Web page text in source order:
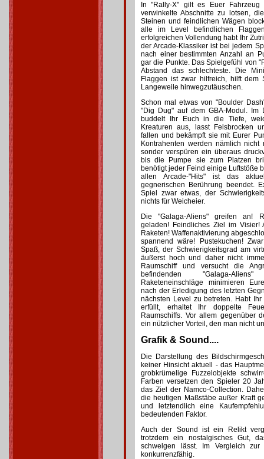
In "Rally-X" gilt es Euer Fahrzeug
verwinkelte Abschnitte zu lotsen,
Steinen und feindlichen Wägen
alle im Level befindlichen
erfolgreichen Vollendung habt Ihr
der Arcade-Klassiker ist bei jedem
nach einer bestimmten Anzahl an
gar die Punkte. Das Spielgefühl von
Abstand das schlechteste. Die
Flaggen ist zwar hilfreich, hilft
Langeweile hinwegzutäuschen.
Schon mal etwas von "Boulder
"Dig Dug" auf dem GBA-Modul. Im
buddelt Ihr Euch in die Tiefe,
Kreaturen aus, lasst Felsbrocken
fallen und bekämpft sie mit Eurer
Kontrahenten werden nämlich
sonder verspüren ein überaus
bis die Pumpe sie zum Platzen
benötigt jeder Feind einige Luftstöße
allen Arcade-"Hits" ist das
gegnerischen Berührung beendet.
Spiel zwar etwas, der
nichts für Weicheier.
Die "Galaga-Aliens" greifen an!
geladen! Feindliches Ziel im Visier!
Raketen! Waffenaktivierung
spannend wäre! Pustekuchen!
Spaß, der Schwierigkeitsgrad am
äußerst hoch und daher nicht
Raumschiff und versucht die
befindenden "Galaga-
Raketeneinschläge minimieren
nach der Erledigung des letzten
nächsten Level zu betreten. Habt
erfüllt, erhaltet Ihr doppelte
Raumschiffs. Vor allem gegenüber
ein nützlicher Vorteil, den man nicht
Grafik & Sound....
Die Darstellung des
keiner Hinsicht aktuell - das
grobkrümelige Fuzzelobjekte
Farben versetzen den Spieler 20
das Ziel der Namco-Collection.
die heutigen Maßstäbe außer Kraft
und letztendlich eine
bedeutenden Faktor.
Auch der Sound ist ein Relikt
trotzdem ein nostalgisches Gut,
schwelgen lässt. Im Vergleich
konkurrenzfähig.